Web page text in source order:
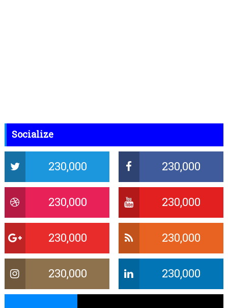
Socialize
230,000
230,000
230,000
230,000
230,000
230,000
230,000
230,000